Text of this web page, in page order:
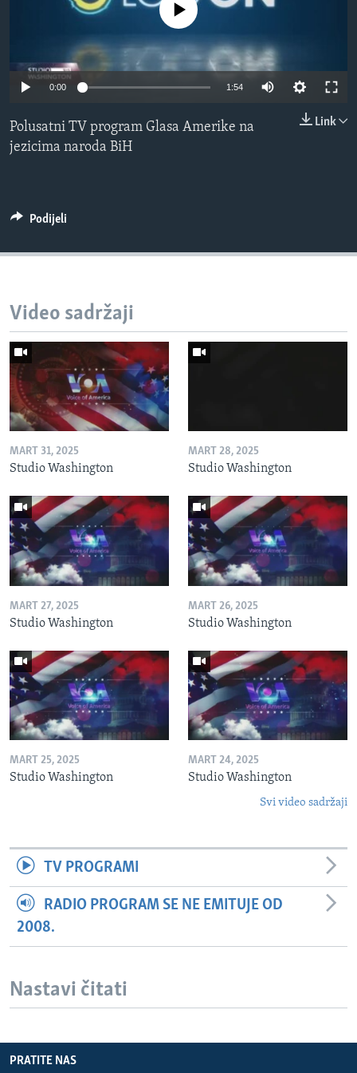
O GLASU AMERIKE
Learning English
PRATITE NAS
No media source currently available
0:00 1:54
Link
Polusatni TV program Glasa Amerike na
jezicima naroda BiH
Podijeli
Video sadržaji
MART 31, 2025
Studio Washington
MART 28, 2025
Studio Washington
MART 27, 2025
Studio Washington
MART 26, 2025
Studio Washington
MART 25, 2025
Studio Washington
MART 24, 2025
Studio Washington
Svi video sadržaji
TV PROGRAMI
RADIO PROGRAM SE NE EMITUJE OD
2008.
Nastavi čitati
PRATITE NAS